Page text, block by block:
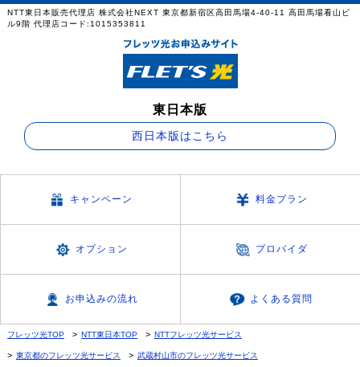
NTT東日本販売代理店 株式会社NEXT 東京都新宿区高田馬場4-40-11 高田馬場看山ビ
ル9階 代理店コード:1015353811
東日本版
西日本版はこちら
キャンペーン 料金プラン
オプション プロバイダ
お申込みの流れ よくある質問
フレッツ光TOP NTT東日本TOP NTTフレッツ光サービス
東京都のフレッツ光サービス 武蔵村山市のフレッツ光サービス